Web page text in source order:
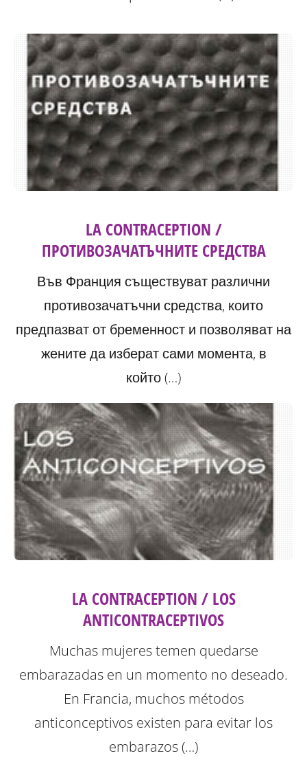
LA CONTRACEPTION /
ПРОТИВОЗАЧАТЪЧНИТЕ СРЕДСТВА
Във Франция съществуват различни
противозачатъчни средства, които
предпазват от бременност и позволяват на
жените да изберат сами момента, в
който (…)
LA CONTRACEPTION / LOS
ANTICONTRACEPTIVOS
Muchas mujeres temen quedarse
embarazadas en un momento no deseado.
En Francia, muchos métodos
anticonceptivos existen para evitar los
embarazos (…)